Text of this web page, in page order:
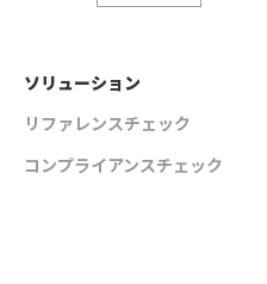
ソリューション
リファレンスチェック
コンプライアンスチェック